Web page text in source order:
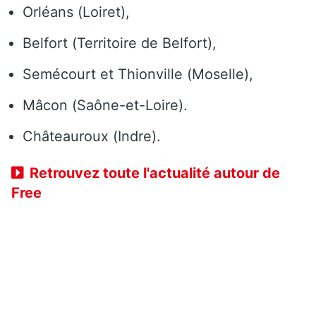
Orléans (Loiret),
Belfort (Territoire de Belfort),
Semécourt et Thionville (Moselle),
Mâcon (Saône-et-Loire).
Châteauroux (Indre).
Retrouvez toute l'actualité autour de
Free